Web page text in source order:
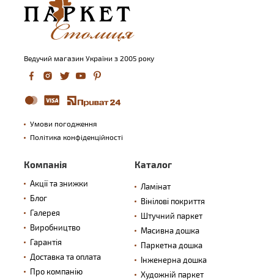
Ведучий магазин України з 2005 року
Умови погодження
Політика конфіденційності
Компанія
Акції та знижки
Блог
Галерея
Виробництво
Гарантія
Доставка та оплата
Про компанію
Каталог
Ламінат
Вінілові покриття
Штучний паркет
Масивна дошка
Паркетна дошка
Інженерна дошка
Художній паркет